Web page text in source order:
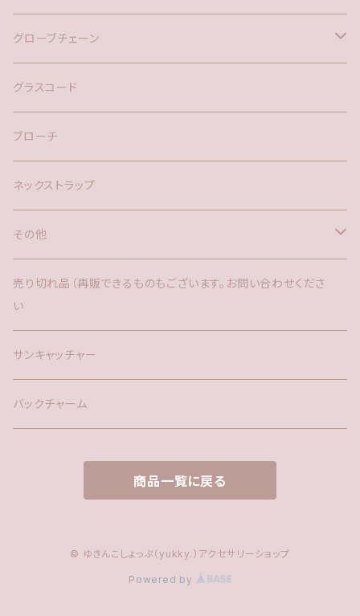
バックチャーム
ネックレス
グローブチェーン
バックチャーム
グラスコード
ブローチ
ネックストラップ
その他
バックチャーム
時計
サンキャッチャー
売り切れ品（再販できるものもございます。お問い合わせくださ
い
サンキャッチャー
バックチャーム
商品一覧に戻る
© ゆきんこしょっぷ（yukky.）アクセサリーショップ
Powered by